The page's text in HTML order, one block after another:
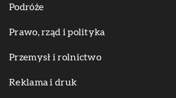
Podróże
Prawo, rząd i polityka
Przemysł i rolnictwo
Reklama i druk